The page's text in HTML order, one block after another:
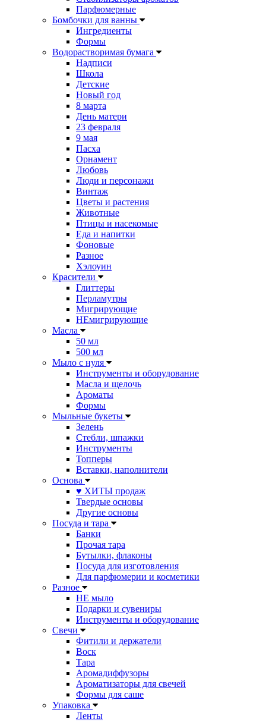
Парфюмерные
Бомбочки для ванны
Ингредиенты
Формы
Водорастворимая бумага
Надписи
Школа
Детские
Новый год
8 марта
День матери
23 февраля
9 мая
Пасха
Орнамент
Любовь
Люди и персонажи
Винтаж
Цветы и растения
Животные
Птицы и насекомые
Еда и напитки
Фоновые
Разное
Хэлоуин
Красители
Глиттеры
Перламутры
Мигрирующие
НЕмигрирующие
Масла
50 мл
500 мл
Мыло с нуля
Инструменты и оборудование
Масла и щелочь
Ароматы
Формы
Мыльные букеты
Зелень
Стебли, шпажки
Инструменты
Топперы
Вставки, наполнители
Основа
♥ ХИТЫ продаж
Твердые основы
Другие основы
Посуда и тара
Банки
Прочая тара
Бутылки, флаконы
Посуда для изготовления
Для парфюмерии и косметики
Разное
НЕ мыло
Подарки и сувениры
Инструменты и оборудование
Свечи
Фитили и держатели
Воск
Тара
Аромадиффузоры
Ароматизаторы для свечей
Формы для саше
Упаковка
Ленты